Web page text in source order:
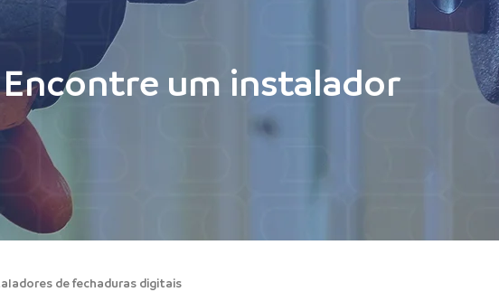
Encontre um instalador
de fechaduras digitais